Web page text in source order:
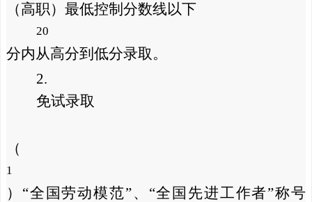
（高职）最低控制分数线以下
20
分内从高分到低分录取。
2.
免试录取
（
1
）“全国劳动模范”、“全国先进工作者”称号